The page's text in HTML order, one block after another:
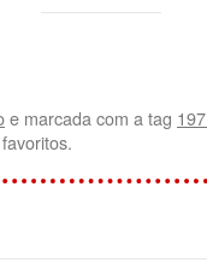
e marcada com a tag